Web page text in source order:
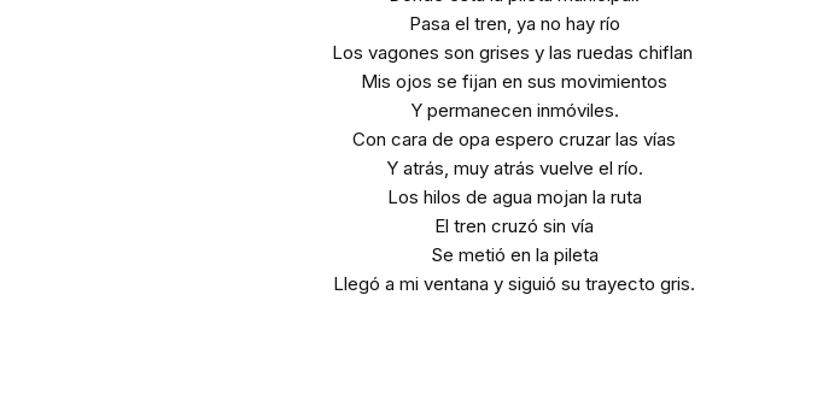
Pasa el tren, ya no hay río
Los vagones son grises y las ruedas chiflan
Mis ojos se fijan en sus movimientos
Y permanecen inmóviles.
Con cara de opa espero cruzar las vías
Y atrás, muy atrás vuelve el río.
Los hilos de agua mojan la ruta
El tren cruzó sin vía
Se metió en la pileta
Llegó a mi ventana y siguió su trayecto gris.